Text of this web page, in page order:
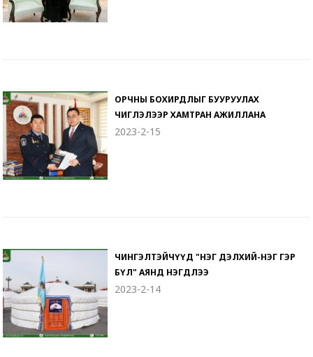
ОРЧНЫ БОХИРДЛЫГ БУУРУУЛАХ
ЧИГЛЭЛЭЭР ХАМТРАН АЖИЛЛАНА
2023-2-15
ЧИНГЭЛТЭЙЧҮҮД "НЭГ ДЭЛХИЙ-НЭГ ГЭР
БҮЛ" АЯНД НЭГДЛЭЭ
2023-2-14